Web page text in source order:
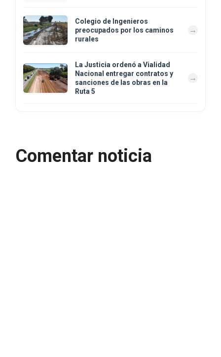
Colegio de Ingenieros
preocupados por los caminos
rurales
La Justicia ordenó a Vialidad
Nacional entregar contratos y
sanciones de las obras en la
Ruta 5
Comentar noticia